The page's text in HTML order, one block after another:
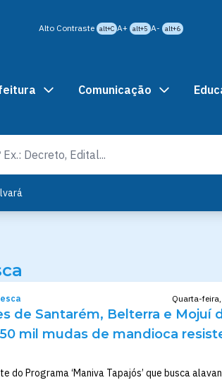
Alto Contraste alt+C A+ alt+5 A- alt+6
Comunicação
Quarta-
de Santarém, Belterra e Mojuí
mil mudas de mandioca
do Programa ‘Maniva Tapajós’ que busca